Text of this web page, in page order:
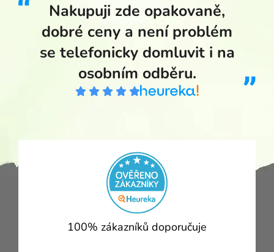
Nakupuji zde opakovaně,
dobré ceny a není problém
se telefonicky domluvit i na
osobním odběru.
100% zákazníků doporučuje